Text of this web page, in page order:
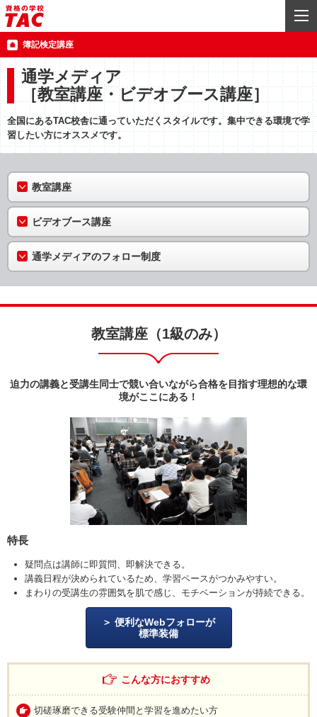
簿記検定講座
通学メディア
［教室講座・ビデオブース講座］
全国にあるTAC校舎に通っていただくスタイルです。集中できる環境で学
習したい方にオススメです。
教室講座
ビデオブース講座
通学メディアのフォロー制度
教室講座（1級のみ）
迫力の講義と受講生同士で競い合いながら合格を目指す理想的な環
境がここにある！
特長
疑問点は講師に即質問、即解決できる。
講義日程が決められているため、学習ペースがつかみやすい。
まわりの受講生の雰囲気を肌で感じ、モチベーションが持続できる。
便利なWebフォローが
標準装備
こんな方におすすめ
切磋琢磨できる受験仲間と学習を進めたい方